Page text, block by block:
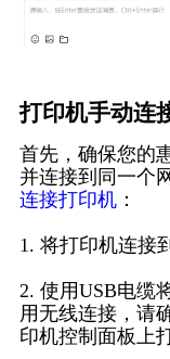
打印机手动连
首先，确保您的
并连接到同一个
连接打印机：
1. 将打印机连接
2. 使用USB电缆
用无线连接，请
印机控制面板上